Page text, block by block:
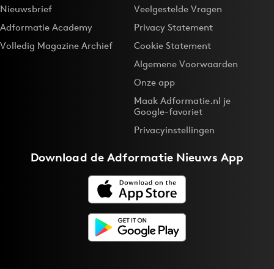
Nieuwsbrief
Adformatie Academy
Volledig Magazine Archief
Veelgestelde Vragen
Privacy Statement
Cookie Statement
Algemene Voorwaarden
Onze app
Maak Adformatie.nl je
Google-favoriet
Privacyinstellingen
Download deAdformatie Nieuws App